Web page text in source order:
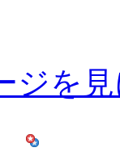
ジを